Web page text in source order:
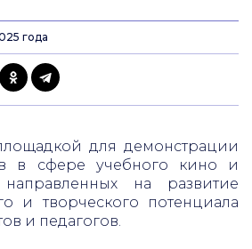
года
для демонстрации
в сфере учебного кино и
направленных на развитие
и творческого потенциала
и педагогов.